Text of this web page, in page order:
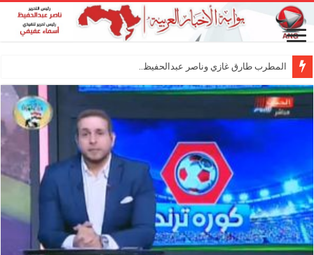
المطرب طارق غازي وناصر عبدالحفيظ.. شراكة فني